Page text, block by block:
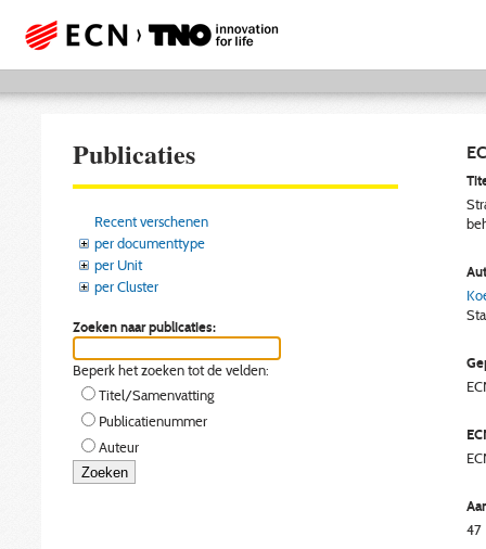
Publicaties
Recent verschenen
per documenttype
per Unit
per Cluster
Zoeken naar publicaties:
Beperk het zoeken tot de velden:
Titel/Samenvatting
Publicatienummer
Auteur
47